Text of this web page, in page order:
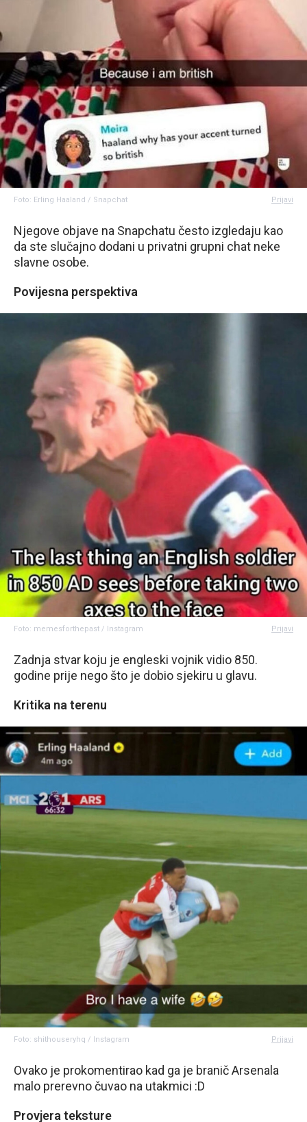
Foto: Erling Haaland / Snapchat Prijavi
Njegove objave na Snapchatu često izgledaju kao
da ste slučajno dodani u privatni grupni chat neke
slavne osobe.
Povijesna perspektiva
Foto: memesforthepast / Instagram Prijavi
Zadnja stvar koju je engleski vojnik vidio 850.
godine prije nego što je dobio sjekiru u glavu.
Kritika na terenu
Foto: shithouseryhq / Instagram Prijavi
Ovako je prokomentirao kad ga je branič Arsenala
malo prerevno čuvao na utakmici :D
Provjera teksture